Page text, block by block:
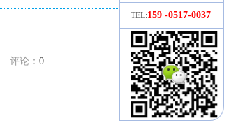
评论： 0
TEL:159 -0517-0037